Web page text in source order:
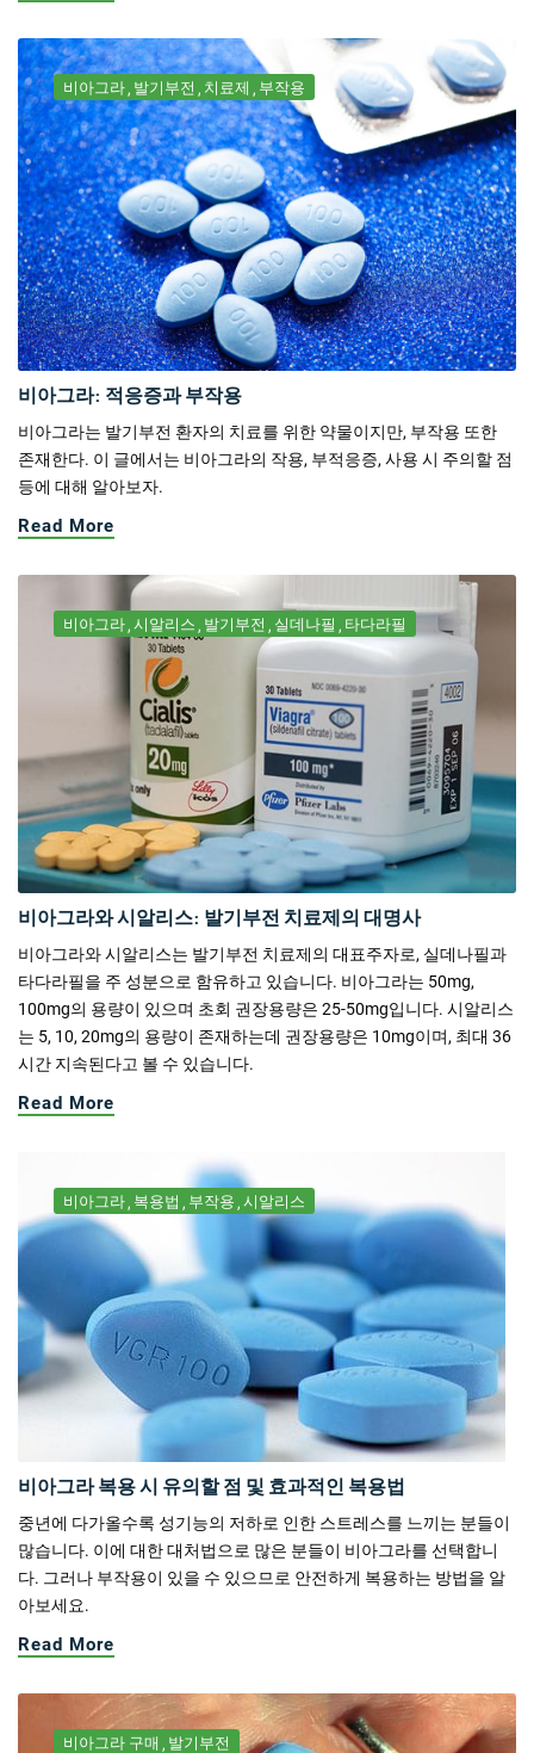
비아그라 발기부전 치료제 부작용
비아그라: 적응증과 부작용
비아그라는 발기부전 환자의 치료를 위한 약물이지만, 부작용 또한
존재한다. 이 글에서는 비아그라의 작용, 부적응증, 사용 시 주의할 점
등에 대해 알아보자.
Read More
비아그라 시알리스 발기부전 실데나필 타다라필
비아그라와 시알리스: 발기부전 치료제의 대명사
비아그라와 시알리스는 발기부전 치료제의 대표주자로, 실데나필과
타다라필을 주 성분으로 함유하고 있습니다. 비아그라는 50mg,
100mg의 용량이 있으며 초회 권장용량은 25-50mg입니다. 시알리스
는 5, 10, 20mg의 용량이 존재하는데 권장용량은 10mg이며, 최대 36
시간 지속된다고 볼 수 있습니다.
Read More
비아그라 복용법 부작용 시알리스
비아그라 복용 시 유의할 점 및 효과적인 복용법
중년에 다가올수록 성기능의 저하로 인한 스트레스를 느끼는 분들이
많습니다. 이에 대한 대처법으로 많은 분들이 비아그라를 선택합니
다. 그러나 부작용이 있을 수 있으므로 안전하게 복용하는 방법을 알
아보세요.
Read More
비아그라 구매 발기부전